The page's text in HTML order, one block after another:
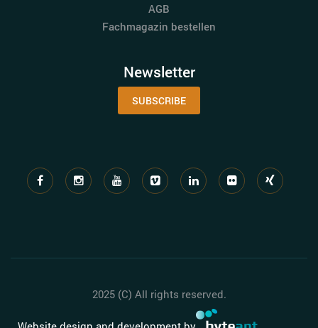
AGB
Fachmagazin bestellen
Newsletter
SUBSCRIBE
2025 (C) All rights reserved.